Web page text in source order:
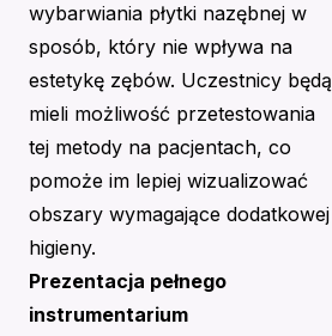
wybarwiania płytki nazębnej w
sposób, który nie wpływa na
estetykę zębów. Uczestnicy będą
mieli możliwość przetestowania
tej metody na pacjentach, co
pomoże im lepiej wizualizować
obszary wymagające dodatkowej
higieny.
Prezentacja pełnego
instrumentarium